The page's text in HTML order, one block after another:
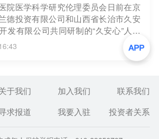
院医学科学研究伦理委员会日前在京
德投资有限公司和山西省长治市久安
发有限公司共同研制的“久安心”人工
查，进入临床试验。“人工心脏”对治
尤为重要，用人工心脏代替自然心脏
于我们 加入我们
联系我们
求报道 我要入驻 投资者关系